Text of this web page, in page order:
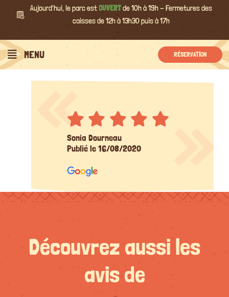
Aujourd'hui, le parc estOUVERTde 10h à 19h - Fermetures des
caisses de 12h à 13h30 puis à 17h
MENU RÉSERVATION
Sonia Dourneau
Publié le 16/08/2020
Découvrez aussi les
avis de